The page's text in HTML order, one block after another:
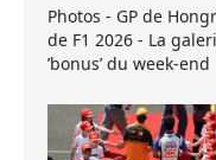
Photos - GP de
de F1 2026 - La
’bonus’ du week-end